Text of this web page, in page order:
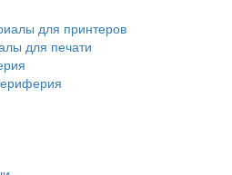
для принтеров
для печати